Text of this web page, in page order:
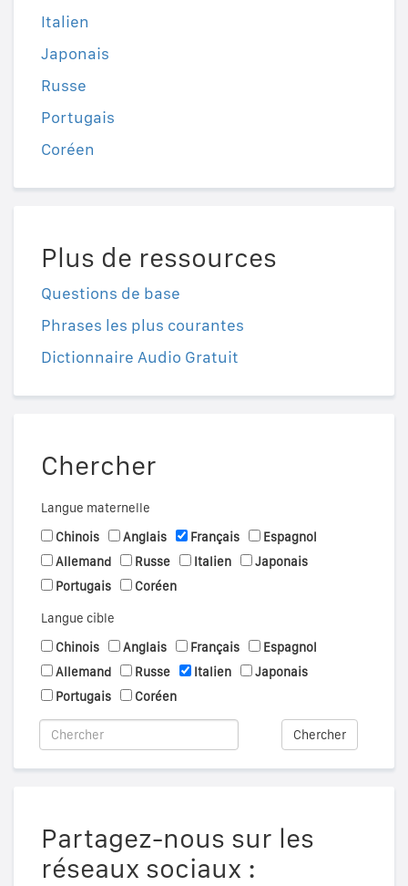
Italien
Japonais
Russe
Portugais
Coréen
Plus de ressources
Questions de base
Phrases les plus courantes
Dictionnaire Audio Gratuit
Chercher
Langue maternelle
Chinois
Anglais Français
Espagnol
Allemand
Russe Italien
Japonais
Portugais
Coréen
Langue cible
Chinois
Anglais Français
Espagnol
Allemand
Russe Italien
Japonais
Portugais
Coréen
Chercher
Partagez-nous sur les
réseaux sociaux :